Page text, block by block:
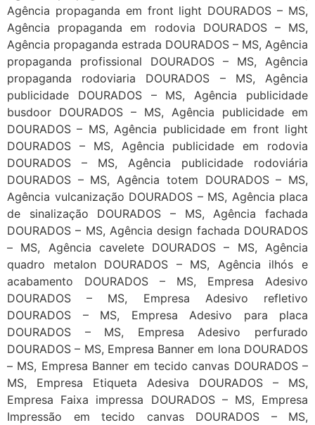
Agência propaganda em front light DOURADOS – MS,
Agência propaganda em rodovia DOURADOS – MS,
Agência propaganda estrada DOURADOS – MS, Agência
propaganda profissional DOURADOS – MS, Agência
propaganda rodoviaria DOURADOS – MS, Agência
publicidade DOURADOS – MS, Agência publicidade
busdoor DOURADOS – MS, Agência publicidade em
DOURADOS – MS, Agência publicidade em front light
DOURADOS – MS, Agência publicidade em rodovia
DOURADOS – MS, Agência publicidade rodoviária
DOURADOS – MS, Agência totem DOURADOS – MS,
Agência vulcanização DOURADOS – MS, Agência placa
de sinalização DOURADOS – MS, Agência fachada
DOURADOS – MS, Agência design fachada DOURADOS
– MS, Agência cavelete DOURADOS – MS, Agência
quadro metalon DOURADOS – MS, Agência ilhós e
acabamento DOURADOS – MS, Empresa Adesivo
DOURADOS – MS, Empresa Adesivo refletivo
DOURADOS – MS, Empresa Adesivo para placa
DOURADOS – MS, Empresa Adesivo perfurado
DOURADOS – MS, Empresa Banner em lona DOURADOS
– MS, Empresa Banner em tecido canvas DOURADOS –
MS, Empresa Etiqueta Adesiva DOURADOS – MS,
Empresa Faixa impressa DOURADOS – MS, Empresa
Impressão em tecido canvas DOURADOS – MS,